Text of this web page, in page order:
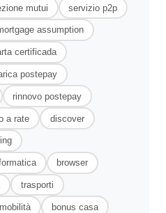
mutui servizio p2p
assumption
certificada
postepay
rinnovo postepay
a rate discover
browser
trasporti
bonus casa